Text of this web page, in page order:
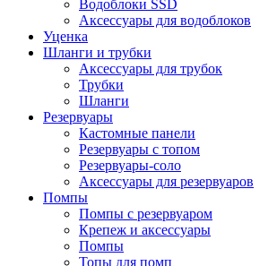
Водоблоки SSD
Аксессуары для водоблоков
Уценка
Шланги и трубки
Аксессуары для трубок
Трубки
Шланги
Резервуары
Кастомные панели
Резервуары с топом
Резервуары-соло
Аксессуары для резервуаров
Помпы
Помпы с резервуаром
Крепеж и аксессуары
Помпы
Топы для помп